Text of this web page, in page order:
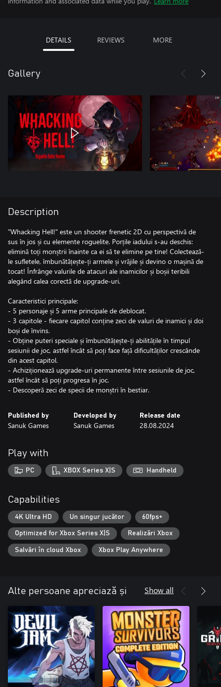
DETAILS REVIEWS MORE
Gallery
Description
"Whacking Hell!" este un shooter frenetic 2D cu perspectivă de
sus în jos și cu elemente roguelite. Porțile iadului s-au deschis:
elimină toți monștrii înainte ca ei să te elimine pe tine! Colectează-
le sufletele, îmbunătățește-ți armele și vrăjile și devino o mașină de
tocat! Înfrânge valurile de atacuri ale inamicilor și boșii teribili
alegând calea corectă de upgrade-uri.
Caracteristici principale:
- 5 personaje și 5 arme principale de deblocat.
- 3 capitole - fiecare capitol conține zeci de valuri de inamici și doi
boși de învins.
- Obține puteri speciale și îmbunătățește-ți abilitățile în timpul
sesiunii de joc, astfel încât să poți face față dificultăților crescânde
din acest capitol.
- Achiziționează upgrade-uri permanente între sesiunile de joc,
astfel încât să poți progresa în joc.
- Descoperă zeci de specii de monștri în bestiar.
Published by
Sanuk Games
Developed by
Sanuk Games
Release date
28.08.2024
Play with
PC XBOX Series X|S Handheld
Capabilities
4K Ultra HD Un singur jucător 60fps+
Optimized for Xbox Series X|S Realizări Xbox
Salvări în cloud Xbox Xbox Play Anywhere
Alte persoane apreciază și Show all